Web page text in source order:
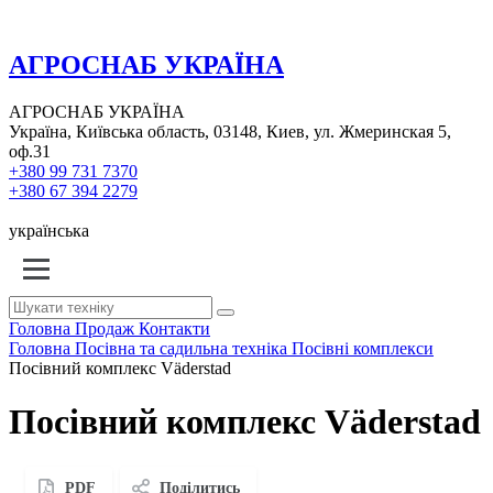
АГРОСНАБ УКРАЇНА
АГРОСНАБ УКРАЇНА
Україна, Київська область, 03148, Киев, ул. Жмеринская 5,
оф.31
+380 99 731 7370
+380 67 394 2279
українська
Головна Продаж Контакти
Головна Посівна та садильна техніка Посівні комплекси
Посівний комплекс Väderstad
Посівний комплекс Väderstad
PDF Поділитись